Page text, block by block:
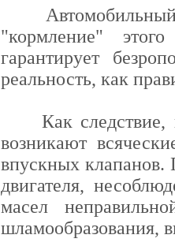
Автомобильный
"кормление"
гарантирует
реальность, как
Как следствие, в
возникают
впускных клапанов.
двигателя,
масел
шламообразования,